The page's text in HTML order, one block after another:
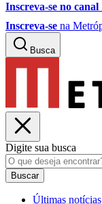
Inscreva-se no canal
Inscreva-se na
Busca
Digite sua busca
Buscar
Últimas notícias